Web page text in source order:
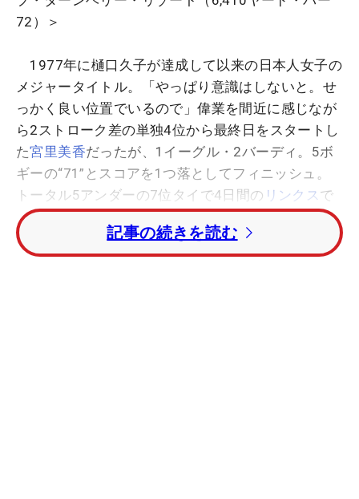
72）＞
1977年に樋口久子が達成して以来の日本人女子の
メジャータイトル。「やっぱり意識はしないと。せ
っかく良い位置でいるので」偉業を間近に感じなが
ら2ストローク差の単独4位から最終日をスタートし
た宮里美香だったが、1イーグル・2バーディ。5ボ
ギーの“71”とスコアを1つ落としてフィニッシュ。
トータル5アンダーの7位タイで4日間の リンクス で
の戦いを終えた。
最終組の1つ前でスーザン・ぺターセン（ノルウ
記事の続きを読む